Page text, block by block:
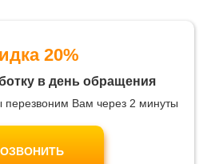
20%
в день обращения
Вам через 2 минуты